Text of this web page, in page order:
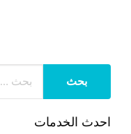
احدث الخدمات